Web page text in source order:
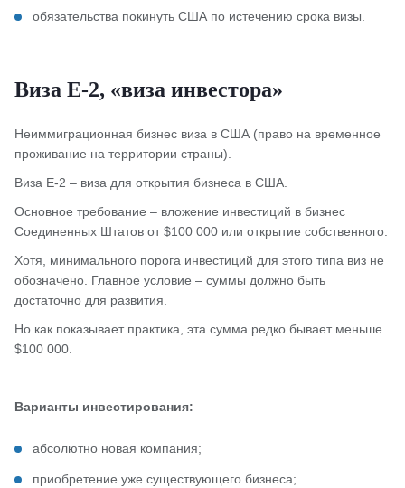
обязательства покинуть США по истечению срока визы.
Виза Е-2, «виза инвестора»
Неиммиграционная бизнес виза в США (право на временное
проживание на территории страны).
Виза E-2 – виза для открытия бизнеса в США.
Основное требование – вложение инвестиций в бизнес
Соединенных Штатов от $100 000 или открытие собственного.
Хотя, минимального порога инвестиций для этого типа виз не
обозначено. Главное условие – суммы должно быть
достаточно для развития.
Но как показывает практика, эта сумма редко бывает меньше
$100 000.
Варианты инвестирования:
абсолютно новая компания;
приобретение уже существующего бизнеса;